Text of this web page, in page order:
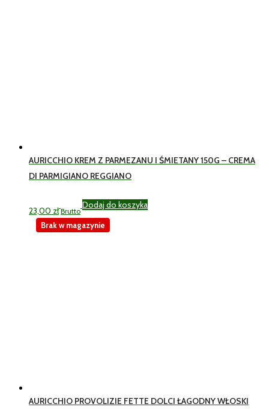
AURICCHIO KREM Z PARMEZANU I ŚMIETANY 150G – CREMA
DI PARMIGIANO REGGIANO
23,00 zł Brutto
Dodaj do koszyka
AURICCHIO PROVOLIZIE FETTE DOLCI ŁAGODNY WŁOSKI
Brak w magazynie